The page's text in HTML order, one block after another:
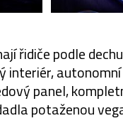
řidiče podle
interiér,
panel,
potaženou